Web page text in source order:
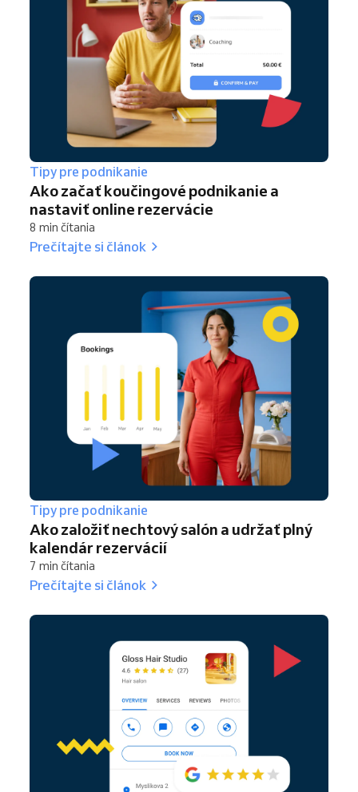
Tipy pre podnikanie
Ako začať koučingové podnikanie a
nastaviť online rezervácie
8 min čítania
Prečítajte si článok
Tipy pre podnikanie
Ako založiť nechtový salón a udržať plný
kalendár rezervácií
7 min čítania
Prečítajte si článok